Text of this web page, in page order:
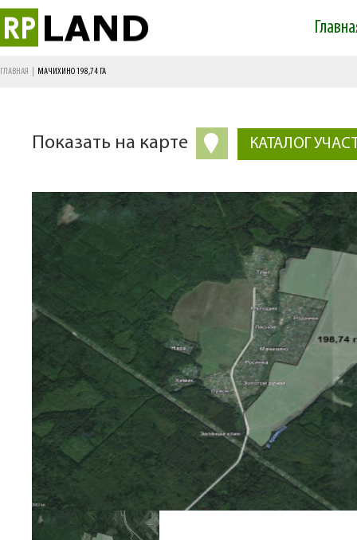
Main menu
ГЛАВНАЯ МАЧИХИНО 198,74 ГА
Показать на карте КАТАЛОГ